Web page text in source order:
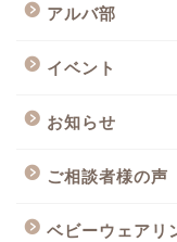
アルバ部
イベント
お知らせ
ご相談者様の声
ベビーウェアリ